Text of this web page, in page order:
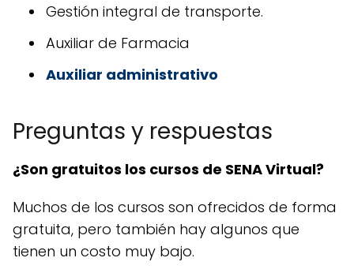
Gestión integral de transporte.
Auxiliar de Farmacia
Auxiliar administrativo
Preguntas y respuestas
¿Son gratuitos los cursos de SENA Virtual?
Muchos de los cursos son ofrecidos de forma
gratuita, pero también hay algunos que
tienen un costo muy bajo.